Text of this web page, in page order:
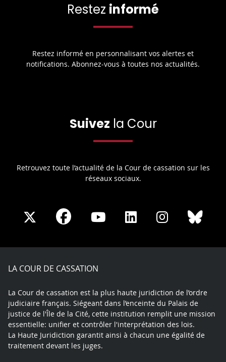
Restez informé
Restez informé en personnalisant vos alertes et
notifications. Abonnez-vous à toutes nos actualités.
Suivez la Cour
Retrouvez toute l’actualité de la Cour de cassation sur les
réseaux sociaux.
Share
X
Share
Facebook
Share
Youtube
Share
LinkedIn
Share
Instagram
LA COUR DE CASSATION
La Cour de cassation est la plus haute juridiction de l’ordre
judiciaire français. Siégeant dans l’enceinte du Palais de
justice de l'Île de la Cité, cette institution remplit une mission
essentielle: unifier et contrôler l'interprétation des lois.
La Haute Juridiction garantit ainsi à chacun une égalité de
traitement devant les juges.